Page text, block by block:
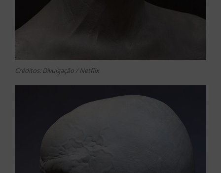
Créditos: Divulgação / Netflix